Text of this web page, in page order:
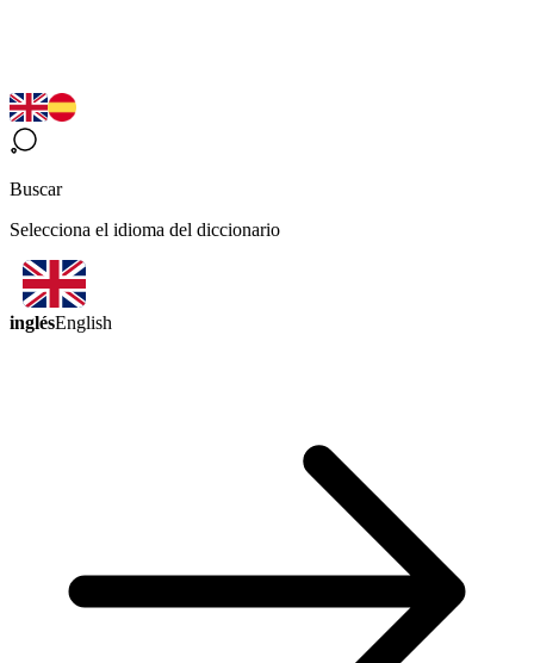
Buscar
Selecciona el idioma del diccionario
inglésEnglish